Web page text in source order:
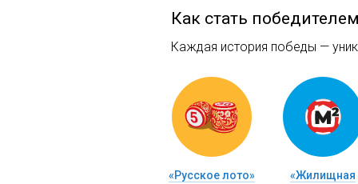
Как стать
Каждая история победы —
«Русское лото»
«Жилищная